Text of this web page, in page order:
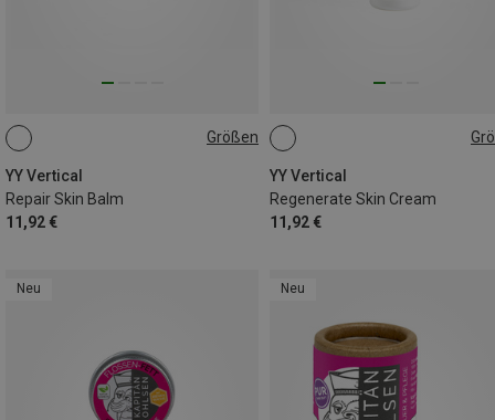
Größen
YY Vertical
Repair Skin Balm
11,92 €
20G
YY Vertical
Regenerate Skin Cream
11,92 €
75ML
Neu Neu